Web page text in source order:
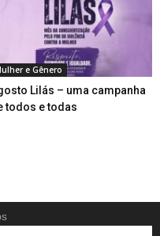
e Gênero
Lilás – uma campanha
todos e todas